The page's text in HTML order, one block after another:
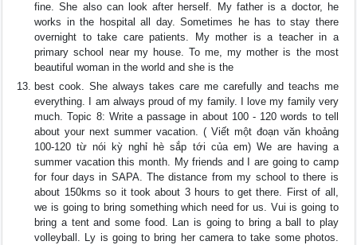
fine. She also can look after herself. My father is a doctor, he
works in the hospital all day. Sometimes he has to stay there
overnight to take care patients. My mother is a teacher in a
primary school near my house. To me, my mother is the most
beautiful woman in the world and she is the
best cook. She always takes care me carefully and teachs me
everything. I am always proud of my family. I love my family very
much. Topic 8: Write a passage in about 100 - 120 words to tell
about your next summer vacation. ( Viết một đoạn văn khoảng
100-120 từ nói kỳ nghỉ hè sắp tới của em) We are having a
summer vacation this month. My friends and I are going to camp
for four days in SAPA. The distance from my school to there is
about 150kms so it took about 3 hours to get there. First of all,
we is going to bring something which need for us. Vui is going to
bring a tent and some food. Lan is going to bring a ball to play
volleyball. Ly is going to bring her camera to take some photos.